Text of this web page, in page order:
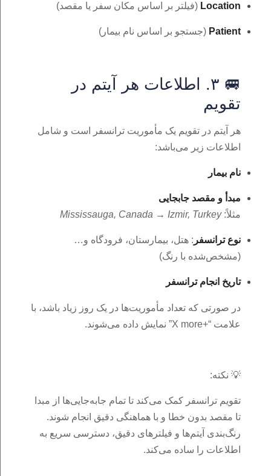
Location (فیلتر بر اساس مکان سفر یا مقصد)
Patient (جستجو بر اساس نام بیمار)
🚐 ۳. اطلاعات هر آیتم در
تقویم
هر آیتم در تقویم یک مأموریت ترانسفر است و شامل
اطلاعات زیر می‌باشد:
نام بیمار
مبدأ و مقصد جابجایی
مثلاً:Mississauga, Canada → Izmir, Turkey
نوع ترانسفر : هتل، بیمارستان، فرودگاه و…
(مشخص‌شده با رنگ)
تاریخ انجام ترانسفر
در صورتی که تعداد مأموریت‌ها در یک روز زیاد باشد، با
علامت “+X more” نمایش داده می‌شوند.
💡 نکته:
تقویم ترانسفر کمک می‌کند تا تمام جابه‌جایی‌ها از مبدا
تا مقصد بدون خطا و با هماهنگی دقیق انجام شوند.
رنگ‌بندی آیتم‌ها و فیلترهای دقیق، دسترسی سریع به
اطلاعات را ساده می‌کند.